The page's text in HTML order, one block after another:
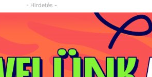
- Hirdetés -